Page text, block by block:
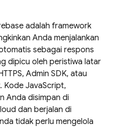
adalah framework
Anda menjalankan
sebagai respons
dipicu oleh peristiwa latar
Admin SDK, atau
. Kode JavaScript,
Anda disimpan di
dan berjalan di
tidak perlu mengelola